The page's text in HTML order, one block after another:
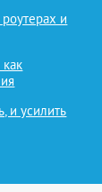
и
и усилить